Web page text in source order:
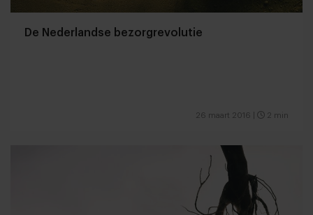
De Nederlandse bezorgrevolutie
26 maart 2016 2 min